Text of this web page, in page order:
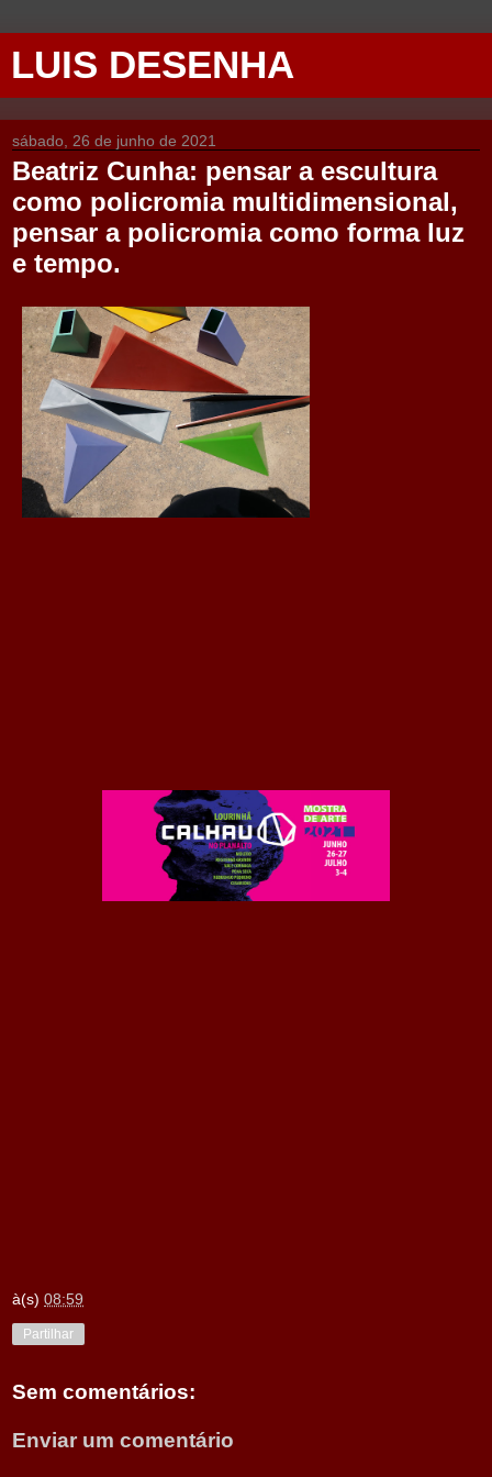
LUIS DESENHA
sábado, 26 de junho de 2021
Beatriz Cunha: pensar a escultura
como policromia multidimensional,
pensar a policromia como forma luz
e tempo.
à(s) 08:59
Partilhar
Sem comentários:
Enviar um comentário